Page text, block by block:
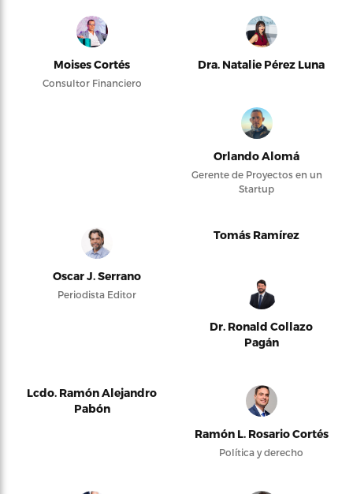
Moises Cortés
Consultor Financiero
Dra. Natalie Pérez Luna
Orlando Alomá
Gerente de Proyectos en un
Startup
Oscar J. Serrano
Periodista Editor
Tomás Ramírez
Dr. Ronald Collazo
Pagán
Lcdo. Ramón Alejandro
Pabón
Ramón L. Rosario Cortés
Política y derecho